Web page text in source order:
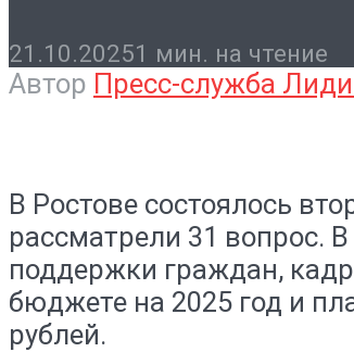
21.10.20251 мин. на чтение
Автор Пресс-служба
В Ростове состоялось
рассматрели 31 вопрос.
поддержки граждан,
бюджете на 2025 год и
рублей.